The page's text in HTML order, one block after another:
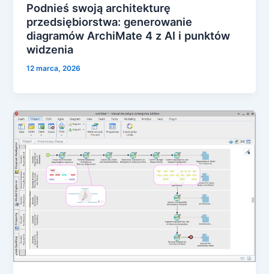
Podnieś swoją architekturę
przedsiębiorstwa: generowanie
diagramów ArchiMate 4 z AI i punktów
widzenia
12 marca, 2026